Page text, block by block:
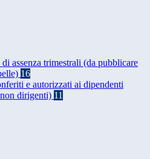
di assenza trimestrali (da pubblicare
16
e autorizzati ai dipendenti
dirigenti) 11